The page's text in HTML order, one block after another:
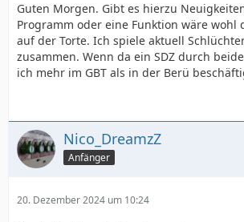
Guten Morgen. Gibt es hierzu
Programm oder eine Funktion wäre wohl
auf der Torte. Ich spiele aktuell
zusammen. Wenn da ein SDZ durch
ich mehr im GBT als in der Berü
Nico_DreamzZ
Anfänger
20. Dezember 2024 um 10:24